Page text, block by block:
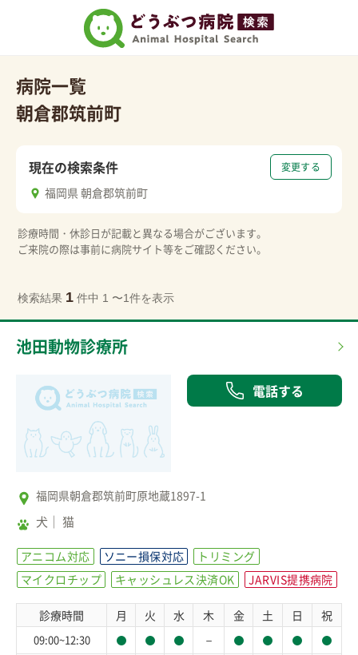
病院一覧
朝倉郡筑前町
変更する
現在の検索条件
福岡県 朝倉郡筑前町
診療時間・休診日が記載と異なる場合がございます。
ご来院の際は事前に病院サイト等をご確認ください。
検索結果 1 件中 1 〜1件を表示
池田動物診療所
電話する
福岡県朝倉郡筑前町原地蔵1897-1
犬 猫
アニコム対応 ソニー損保対応
トリミング
マイクロチップ
キャッシュレス決済OK JARVIS提携病院
診療時間 月 火 水 木 金 土 日 祝
09:00~12:30 －